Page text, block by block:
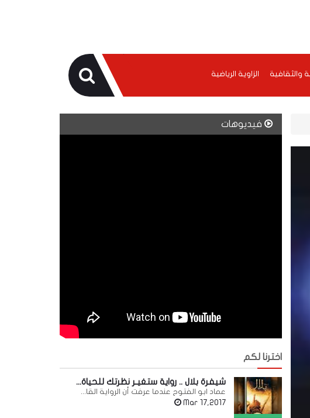
والثقافية الزاوية الرياضية
فيديوهات
اخترنا لكم
شيفرة بلال .. رواية ستغيـر نظرتك للحياة...
عماد ابو الفتوح عندما عرفت أن الرواية القا...
Mar 17,2017